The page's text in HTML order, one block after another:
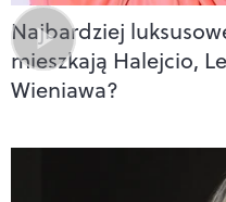
Najbardziej
mieszkają Halejcio,
Wieniawa?